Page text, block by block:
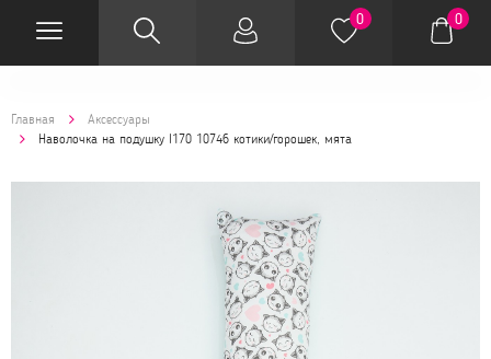
0 0
Главная
Аксессуары
Наволочка на подушку I170 10746 котики/горошек, мята